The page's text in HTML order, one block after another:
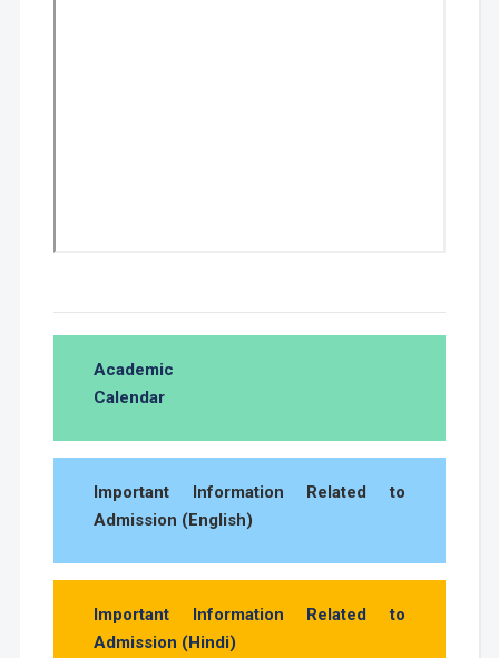
Academic
Calendar
Important Information Related to
Admission (English)
Important Information Related to
Admission (Hindi)